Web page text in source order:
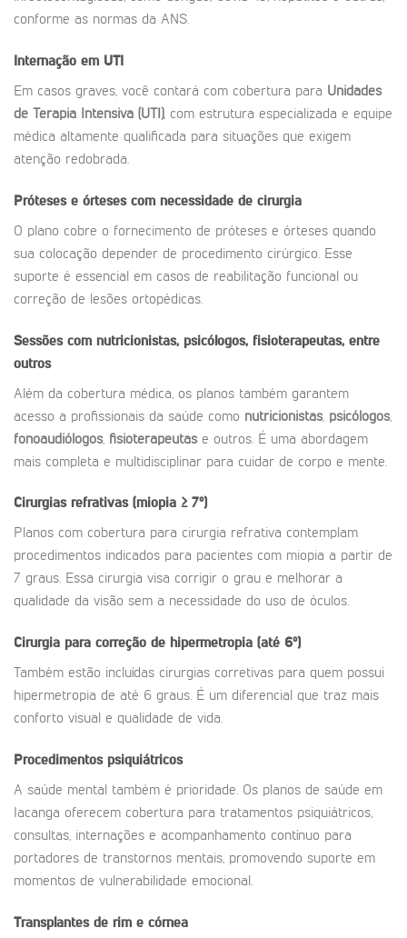
conforme as normas da ANS.
Internação em UTI
Em casos graves, você contará com cobertura para Unidades
de Terapia Intensiva (UTI), com estrutura especializada e equipe
médica altamente qualificada para situações que exigem
atenção redobrada.
Próteses e órteses com necessidade de cirurgia
O plano cobre o fornecimento de próteses e órteses quando
sua colocação depender de procedimento cirúrgico. Esse
suporte é essencial em casos de reabilitação funcional ou
correção de lesões ortopédicas.
Sessões com nutricionistas, psicólogos, fisioterapeutas, entre
outros
Além da cobertura médica, os planos também garantem
acesso a profissionais da saúde como nutricionistas, psicólogos,
fonoaudiólogos, fisioterapeutase outros. É uma abordagem
mais completa e multidisciplinar para cuidar de corpo e mente.
Cirurgias refrativas (miopia ≥ 7º)
Planos com cobertura para cirurgia refrativa contemplam
procedimentos indicados para pacientes com miopia a partir de
7 graus. Essa cirurgia visa corrigir o grau e melhorar a
qualidade da visão sem a necessidade do uso de óculos.
Cirurgia para correção de hipermetropia (até 6º)
Também estão incluídas cirurgias corretivas para quem possui
hipermetropia de até 6 graus. É um diferencial que traz mais
conforto visual e qualidade de vida.
Procedimentos psiquiátricos
A saúde mental também é prioridade. Os planos de saúde em
Iacanga oferecem cobertura para tratamentos psiquiátricos,
consultas, internações e acompanhamento contínuo para
portadores de transtornos mentais, promovendo suporte em
momentos de vulnerabilidade emocional.
Transplantes de rim e córnea